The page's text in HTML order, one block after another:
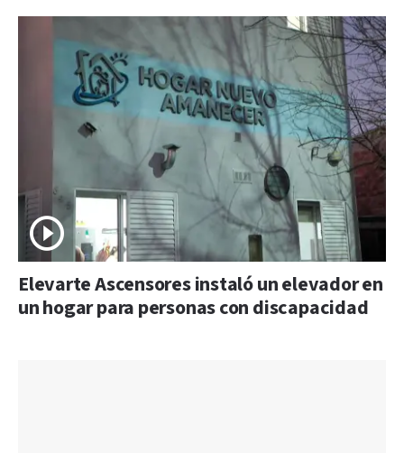
Elevarte Ascensores instaló un elevador en
un hogar para personas con discapacidad